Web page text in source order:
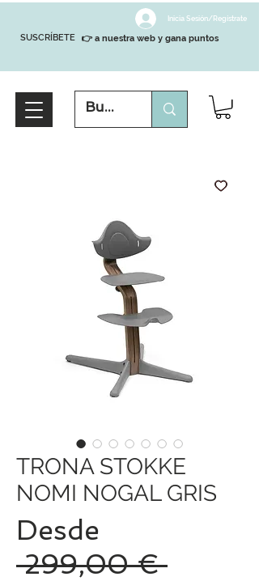
SUSCRÍBETE
Inicia Sesión/Regístrate
👉 a nuestra web y gana puntos
TRONA STOKKE
NOMI NOGAL GRIS
Desde
299,00 € Precio